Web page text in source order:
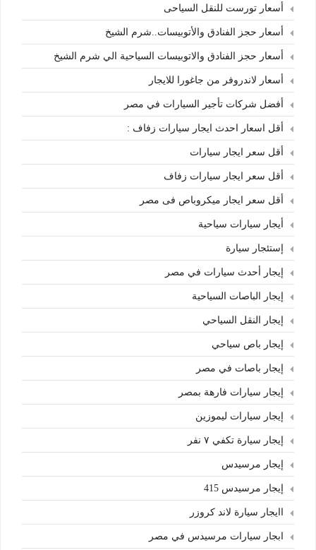
أسعار تورست للنقل السياحى
أسعار حجز الفنادق والأتوبيسات..شرم الشيخ
أسعار حجز الفنادق والاتوبيسات السياحية الي شرم الشيخ
أسعار لاندروفر من جاغورا للايجار
أفضل شركات تأجير السيارات في مصر
أقل اسعار احدث ايجار سيارات زفاف :
أقل سعر ايجار سيارات
أقل سعر ايجار سيارات زفاف
أقل سعر ايجار ميكروباص فى مصر
أيجار سيارات سياحية
إستئجار سيارة
إيجار أحدث سيارات في مصر
إيجار الباصات السياحية
إيجار النقل السياحي
إيجار باص سياحي
إيجار باصات في مصر
إيجار سيارات فارهة بمصر
إيجار سيارات ليموزين
إيجار سيارة تكفي ٧ نفر
إيجار مرسيدس
إيجار مرسيدس 415
اايجار سيارة لاند كروزر
ابجار سيارات مرسيدس في مصر